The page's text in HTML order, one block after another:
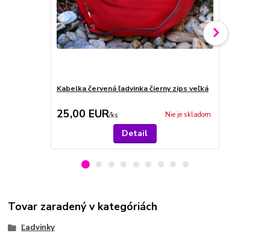
Kabelka červená ľadvinka čierny zips veľká
25,00 EUR/ks Nie je skladom
Detail
Tovar zaradený v kategóriách
Ľadvinky